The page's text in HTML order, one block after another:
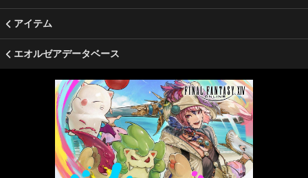
アイテム
エオルゼアデータベース